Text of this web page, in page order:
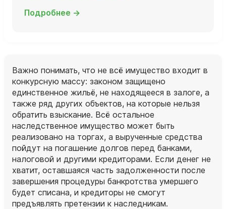
Подробнее →
Важно понимать, что не всё имущество входит в
конкурсную массу: законом защищено
единственное жильё, не находящееся в залоге, а
также ряд других объектов, на которые нельзя
обратить взыскание. Всё остальное
наследственное имущество может быть
реализовано на торгах, а вырученные средства
пойдут на погашение долгов перед банками,
налоговой и другими кредиторами. Если денег не
хватит, оставшаяся часть задолженности после
завершения процедуры банкротства умершего
будет списана, и кредиторы не смогут
предъявлять претензии к наследникам.